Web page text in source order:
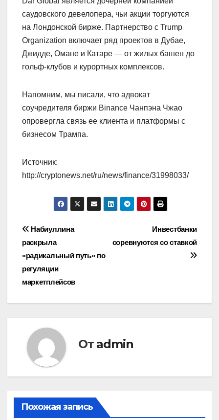
саудовского девелопера, чьи акции торгуются
на Лондонской бирже. Партнерство с Trump
Organization включает ряд проектов в Дубае,
Джидде, Омане и Катаре — от жилых башен до
гольф-клубов и курортных комплексов.
Напомним, мы писали, что адвокат
соучредителя биржи Binance Чанпэна Чжао
опровергла связь ее клиента и платформы с
бизнесом Трампа.
Источник:
http://cryptonews.net/ru/news/finance/31998033/
Навигация
по
записям
Инвестбанки
соревнуются со ставкой
Набиуллина
раскрыла
«радикальный путь» по
регуляции
маркетплейсов
От admin
Похожая запись